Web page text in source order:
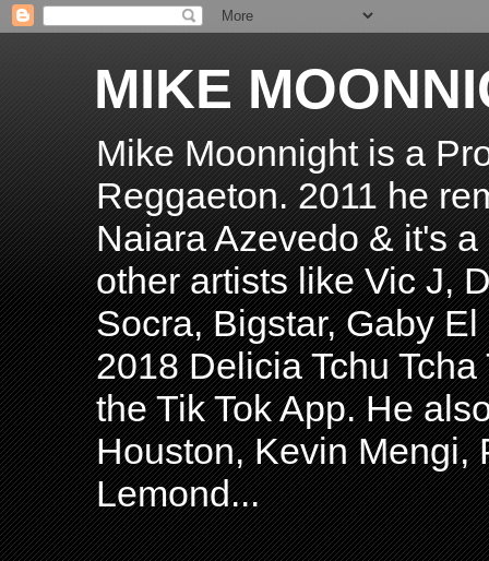
MIKE
Mike Moonnight is a
Reggaeton. 2011 he
Naiara Azevedo & it's
other artists like Vic J,
Socra, Bigstar, Gaby
2018 Delicia Tchu
the Tik Tok App. He
Houston, Kevin Mengi,
Lemond...